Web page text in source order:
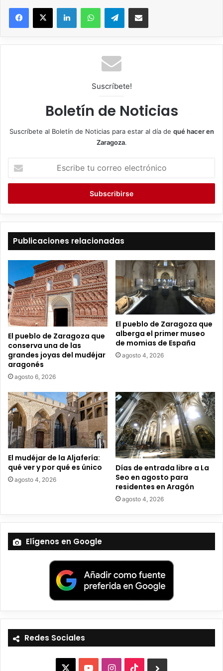
Telegram
Suscríbete!
Boletín de Noticias
Suscríbete al Boletín de Noticias para estar al día de qué hacer en
Zaragoza.
c
i
b
r
e
o
e
e
t
r
n
i
c
o
Publicaciones relacionadas
El pueblo de Zaragoza que
conserva una de las
grandes joyas del mudéjar
aragonés
agosto 6, 2026
El pueblo de Zaragoza que
alberga el primer museo
de momias de España
agosto 4, 2026
El mudéjar de la Aljafería:
qué ver y por qué es único
agosto 4, 2026
Días de entrada libre a La
Seo en agosto para
residentes en Aragón
agosto 4, 2026
Elígenos en Google
Redes Sociales
I